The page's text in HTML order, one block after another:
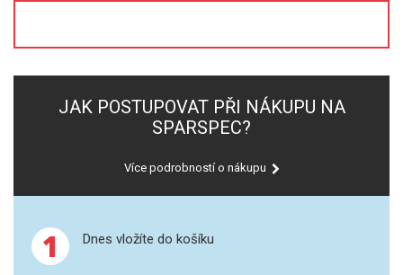
FÓLIE XRF
LISOVÁNÍ
JAK POSTUPOVAT PŘI NÁKUPU NA
SPARSPEC?
Více podrobností o nákupu
1 Dnes vložíte do košíku